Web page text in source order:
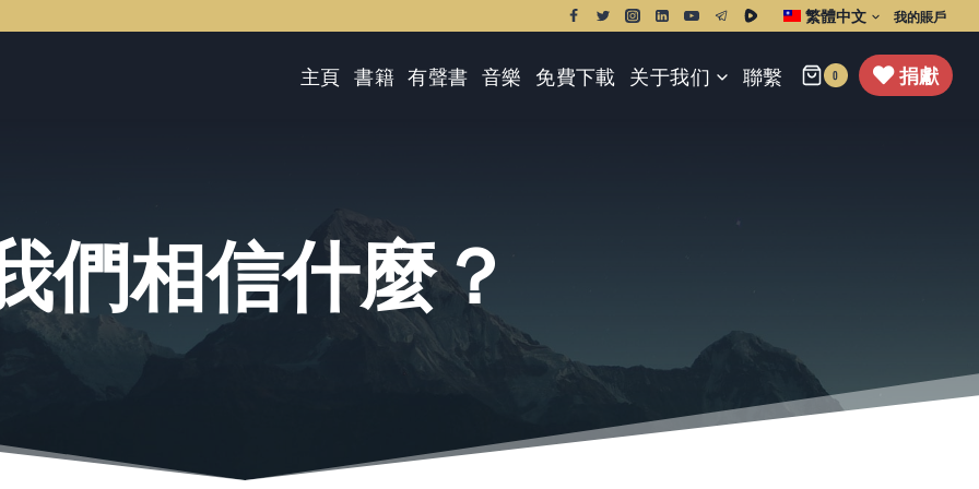
繁體中文 我的賬戶
主頁 書籍 有聲書 音樂 免費下載 关于我们 聯繫 0 捐獻
們相信什麼？